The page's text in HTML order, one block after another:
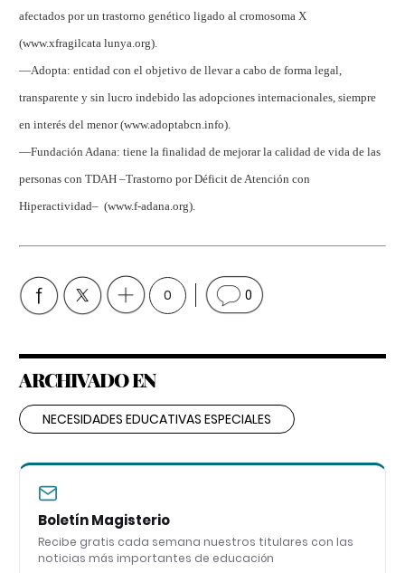
afectados por un trastorno genético ligado al cromosoma X
(www.xfragilcata lunya.org).
—Adopta: entidad con el objetivo de llevar a cabo de forma legal,
transparente y sin lucro indebido las adopciones internacionales, siempre
en interés del menor (www.adoptabcn.info).
—Fundación Adana: tiene la finalidad de mejorar la calidad de vida de las
personas con TDAH –Trastorno por Déficit de Atención con
Hiperactividad– (www.f-adana.org).
0 0
ARCHIVADO EN
NECESIDADES EDUCATIVAS ESPECIALES
Boletín Magisterio
Recibe gratis cada semana nuestros titulares con las
noticias más importantes de educación